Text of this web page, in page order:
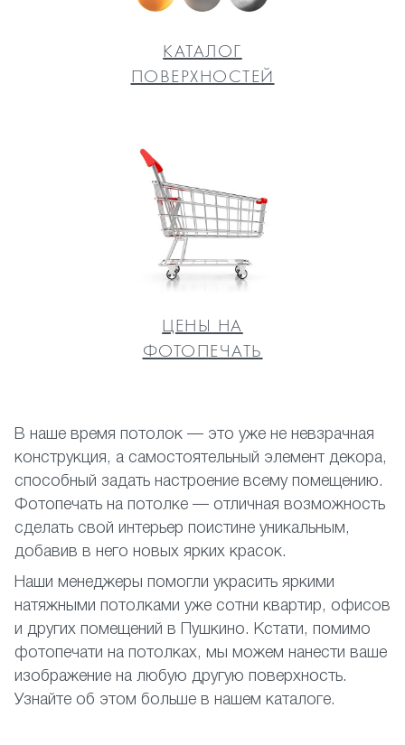
КАТАЛОГ
ПОВЕРХНОСТЕЙ
ЦЕНЫ НА
ФОТОПЕЧАТЬ
В наше время потолок — это уже не невзрачная
конструкция, а самостоятельный элемент декора,
способный задать настроение всему помещению.
Фотопечать на потолке — отличная возможность
сделать свой интерьер поистине уникальным,
добавив в него новых ярких красок.
Наши менеджеры помогли украсить яркими
натяжными потолками уже сотни квартир, офисов
и других помещений в Пушкино. Кстати, помимо
фотопечати на потолках, мы можем нанести ваше
изображение на любую другую поверхность.
Узнайте об этом больше в нашем каталоге.